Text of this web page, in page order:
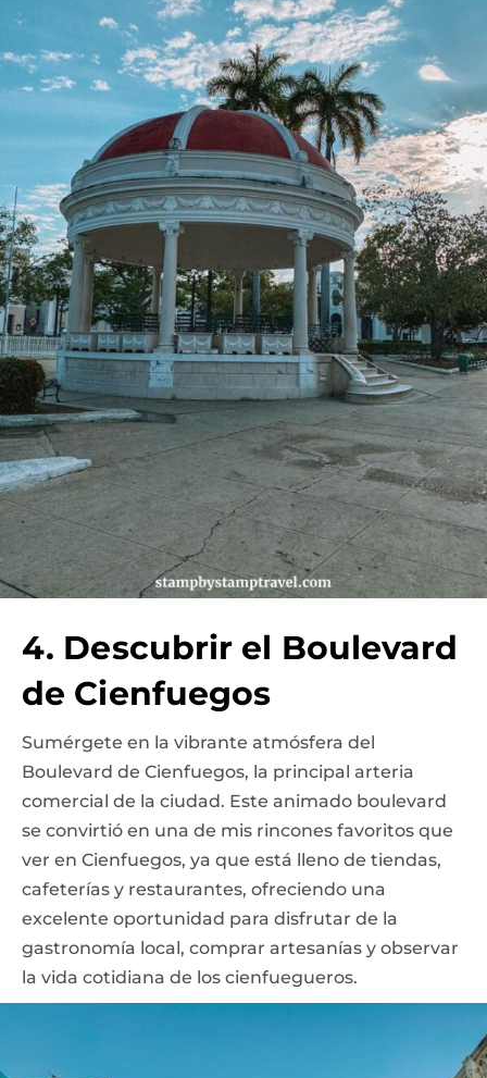
4. Descubrir el Boulevard
de Cienfuegos
Sumérgete en la vibrante atmósfera del
Boulevard de Cienfuegos, la principal arteria
comercial de la ciudad. Este animado boulevard
se convirtió en una de mis rincones favoritos que
ver en Cienfuegos, ya que está lleno de tiendas,
cafeterías y restaurantes, ofreciendo una
excelente oportunidad para disfrutar de la
gastronomía local, comprar artesanías y observar
la vida cotidiana de los cienfuegueros.